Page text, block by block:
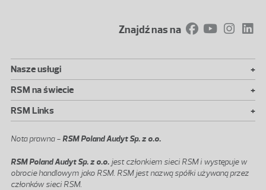
Znajdź nas na
Nasze usługi
+
RSM na świecie
+
RSM Links
+
Nota prawna -RSM Poland Audyt Sp. z o.o.
RSM Poland Audyt Sp. z o.o. jest członkiem sieci RSM i występuje w
obrocie handlowym jako RSM. RSM jest nazwą spółki używaną przez
członków sieci RSM.